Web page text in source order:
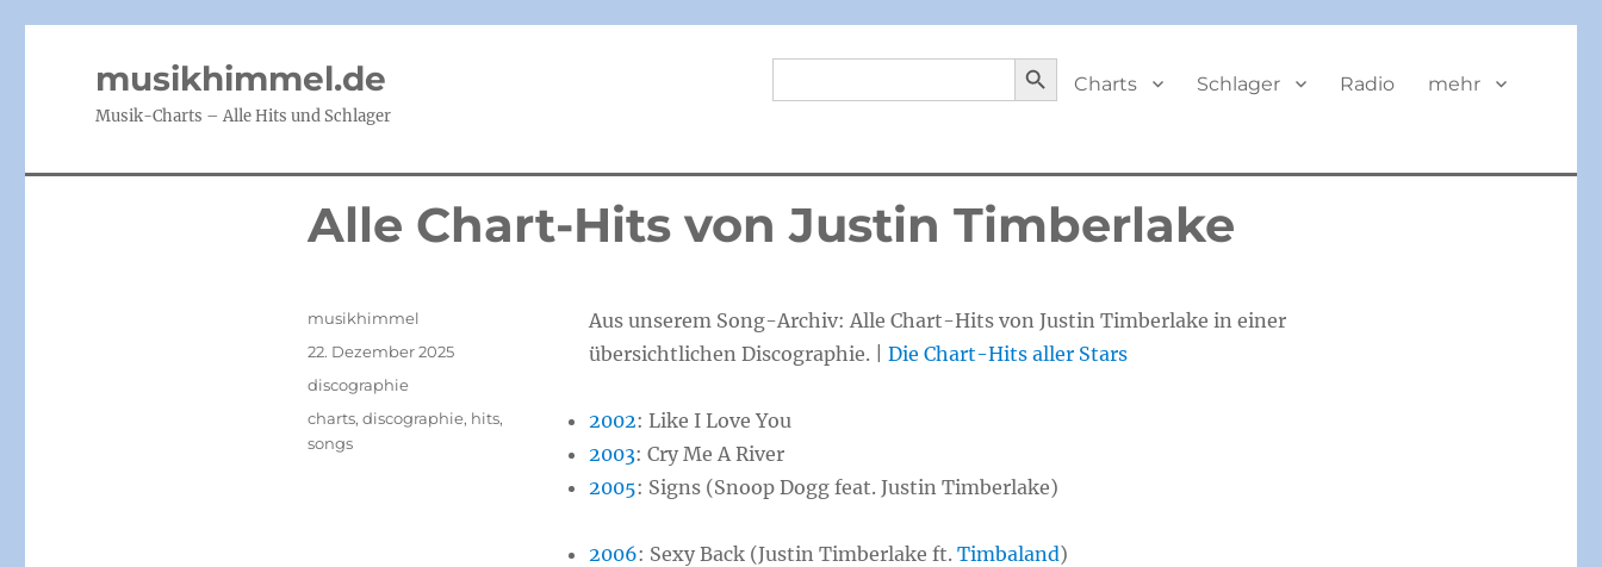
musikhimmel.de
Musik-Charts – Alle Hits und Schlager
Search
SEARCH BUTTON
Charts
Schlager Radio mehr
Alle Chart-Hits von Justin Timberlake
Aus unserem Song-Archiv: Alle Chart-Hits von Justin Timberlake in einer
übersichtlichen Discographie. |Die Chart-Hits aller Stars
2002: Like I Love You
2003: Cry Me A River
2005: Signs (Snoop Dogg feat. Justin Timberlake)
2006: Sexy Back (Justin Timberlake ft.Timbaland)
Autor
musikhimmel
Veröffentlicht
am
22. Dezember 2025
Kategorien
discographie
Schlagwörter
charts, discographie, hits,
songs